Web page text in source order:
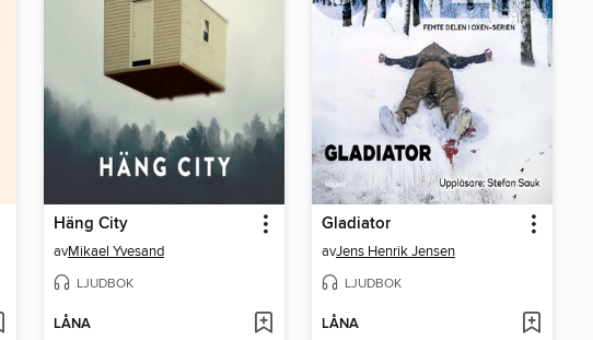
Häng City
avMikael Yvesand
LJUDBOK
LÅNA
Gladiator
avJens Henrik Jensen
LJUDBOK
LÅNA